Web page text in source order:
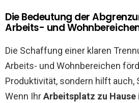
Die Bedeutung der
Arbeits- und
Die Schaffung einer klaren
Arbeits- und Wohnbereichen
Produktivität, sondern hilft auch,
Wenn IhrArbeitsplatz zu Hause